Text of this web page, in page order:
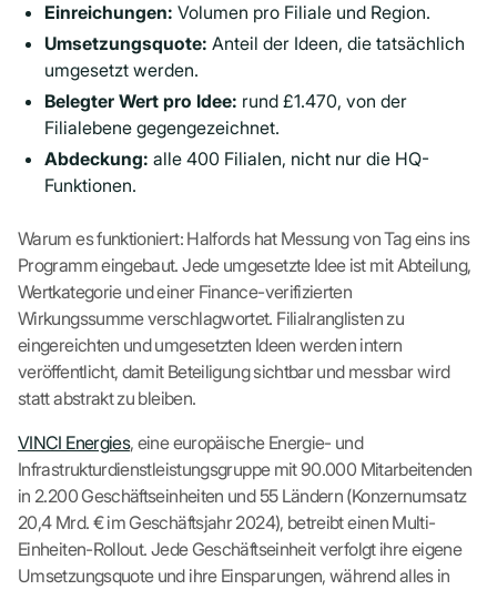
Einreichungen: Volumen pro Filiale und Region.
Umsetzungsquote: Anteil der Ideen, die tatsächlich
umgesetzt werden.
Belegter Wert pro Idee: rund £1.470, von der
Filialebene gegengezeichnet.
Abdeckung: alle 400 Filialen, nicht nur die HQ-
Funktionen.
Warum es funktioniert: Halfords hat Messung von Tag eins ins
Programm eingebaut. Jede umgesetzte Idee ist mit Abteilung,
Wertkategorie und einer Finance-verifizierten
Wirkungssumme verschlagwortet. Filialranglisten zu
eingereichten und umgesetzten Ideen werden intern
veröffentlicht, damit Beteiligung sichtbar und messbar wird
statt abstrakt zu bleiben.
VINCI Energies, eine europäische Energie- und
Infrastrukturdienstleistungsgruppe mit 90.000 Mitarbeitenden
in 2.200 Geschäftseinheiten und 55 Ländern (Konzernumsatz
20,4 Mrd. € im Geschäftsjahr 2024), betreibt einen Multi-
Einheiten-Rollout. Jede Geschäftseinheit verfolgt ihre eigene
Umsetzungsquote und ihre Einsparungen, während alles in